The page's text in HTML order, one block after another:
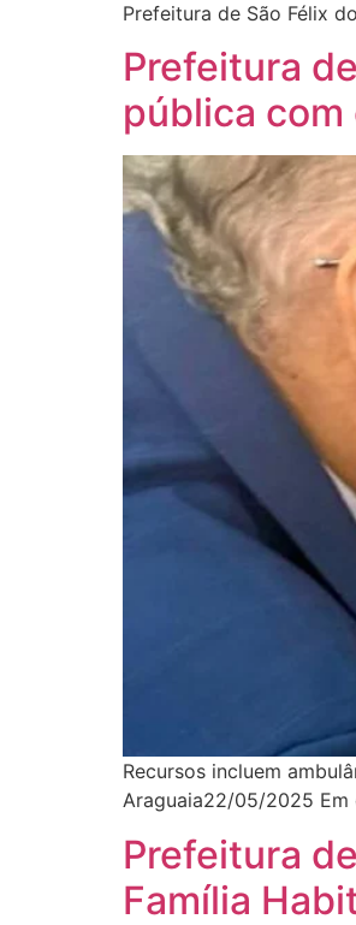
Prefeitura de São Félix
Prefeitura
pública
Recursos incluem
Araguaia22/05/2025
Prefeitura
Família